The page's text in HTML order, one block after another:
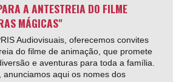
A ANTESTREIA DO FILME
MÁGICAS"
Audiovisuais, oferecemos convites
do filme de animação, que promete
e aventuras para toda a família.
anunciamos aqui os nomes dos